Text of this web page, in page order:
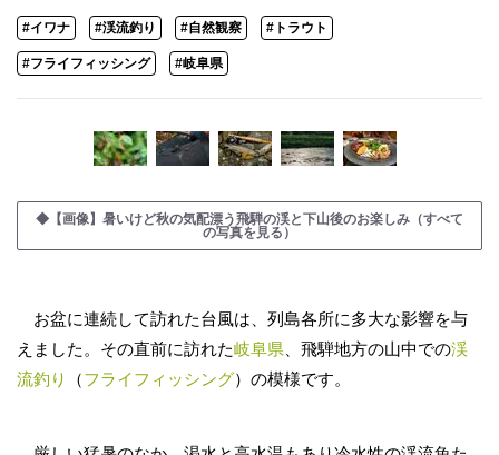
#イワナ #渓流釣り #自然観察 #トラウト
#フライフィッシング #岐阜県
◆【画像】暑いけど秋の気配漂う飛騨の渓と下山後のお楽しみ（すべて
の写真を見る）
お盆に連続して訪れた台風は、列島各所に多大な影響を与
えました。その直前に訪れた岐阜県 、飛騨地方の山中での渓
流釣り
（フライフィッシング）の模様です。